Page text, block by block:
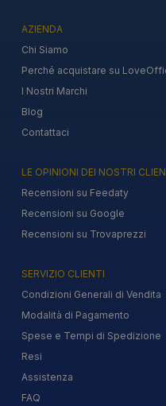
AZIENDA
Chi Siamo
Perché acquistare su
I Nostri Marchi
Blog
Contattaci
LE OPINIONI DEI NOSTRI
Recensioni su Feedaty
Recensioni su Google
Recensioni su Trovaprezzi
SERVIZIO CLIENTI
Condizioni Generali di Vendita
Modalità di Pagamento
Spese e Tempi di Spedizione
Resi
Assistenza
FAQ